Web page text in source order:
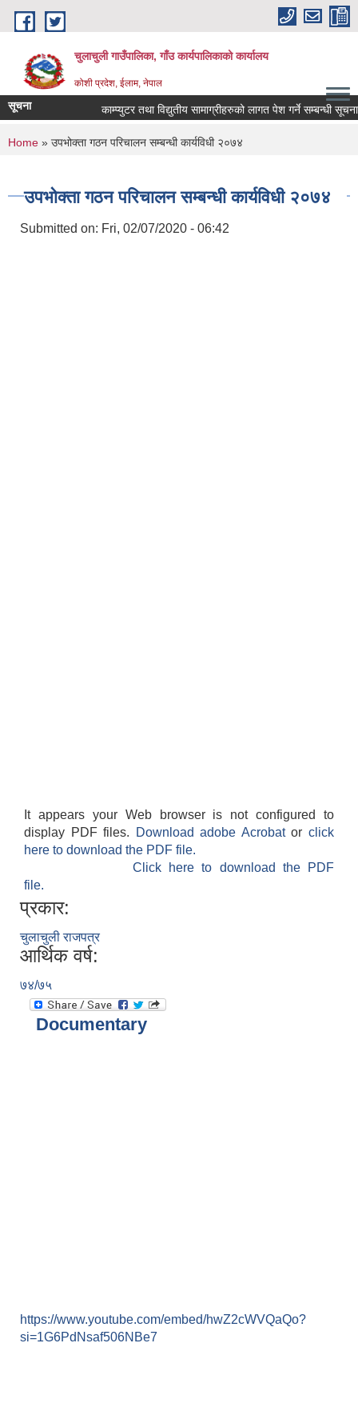
Skip to main content
चुलाचुली गाउँपालिका, गाँउ कार्यपालिकाको कार्यालय
कोशी प्रदेश, ईलाम, नेपाल
सूचना काम्प्युटर तथा विद्युतीय सामाग्रीहरुको लागत पेश गर्ने सम्बन्धी सूचना।
You are here
Home » उपभोक्ता गठन परिचालन सम्बन्धी कार्यविधी २०७४
उपभोक्ता गठन परिचालन सम्बन्धी कार्यविधी २०७४
Submitted on: Fri, 02/07/2020 - 06:42
It appears your Web browser is not configured to
display PDF files.
Download adobe Acrobatorclick
here to download the PDF file.
Click here to download the PDF
file.
प्रकार:
चुलाचुली राजपत्र
आर्थिक वर्ष:
७४/७५
Documentary
https://www.youtube.com/embed/hwZ2cWVQaQo?
si=1G6PdNsaf506NBe7